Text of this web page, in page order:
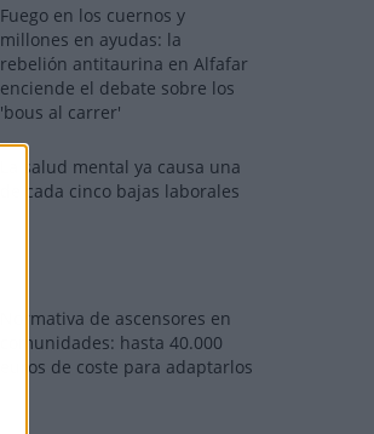
Fuego en los cuernos y
millones en ayudas: la
rebelión antitaurina en Alfafar
enciende el debate sobre los
'bous al carrer'
La salud mental ya causa una
de cada cinco bajas laborales
Normativa de ascensores en
comunidades: hasta 40.000
euros de coste para adaptarlos